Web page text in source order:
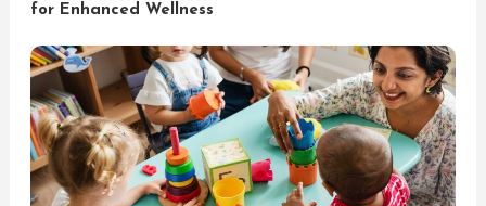
for Enhanced Wellness